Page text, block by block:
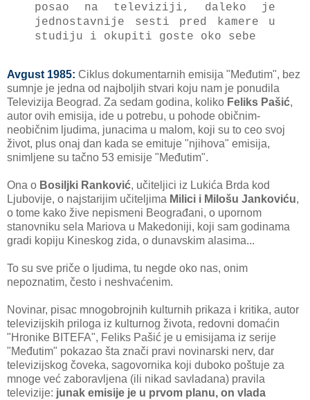
posao na televiziji, daleko je
jednostavnije sesti pred kamere u
studiju i okupiti goste oko sebe
Avgust 1985: Ciklus dokumentarnih emisija "Međutim", bez
sumnje je jedna od najboljih stvari koju nam je ponudila
Televizija Beograd. Za sedam godina, koliko Feliks Pašić,
autor ovih emisija, ide u potrebu, u pohode običnim-
neobičnim ljudima, junacima u malom, koji su to ceo svoj
život, plus onaj dan kada se emituje "njihova" emisija,
snimljene su tačno 53 emisije "Međutim".
Ona o Bosiljki Ranković, učiteljici iz Lukića Brda kod
Ljubovije, o najstarijim učiteljima Milici i Milošu Jankoviću,
o tome kako žive nepismeni Beograđani, o upornom
stanovniku sela Mariova u Makedoniji, koji sam godinama
gradi kopiju Kineskog zida, o dunavskim alasima...
To su sve priče o ljudima, tu negde oko nas, onim
nepoznatim, često i neshvaćenim.
Novinar, pisac mnogobrojnih kulturnih prikaza i kritika, autor
televizijskih priloga iz kulturnog života, redovni domaćin
"Hronike BITEFA", Feliks Pašić je u emisijama iz serije
"Međutim" pokazao šta znači pravi novinarski nerv, dar
televizijskog čoveka, sagovornika koji duboko poštuje za
mnoge već zaboravljena (ili nikad savladana) pravila
televizije: junak emisije je u prvom planu, on vlada